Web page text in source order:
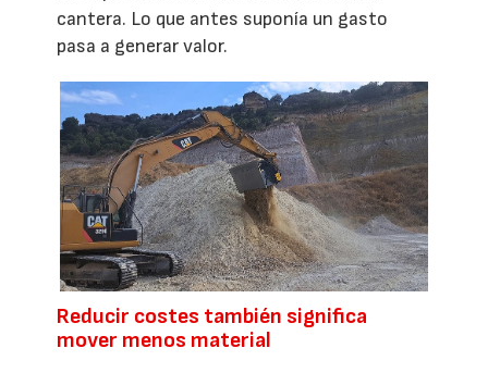
cantera. Lo que antes suponía un gasto
pasa a generar valor.
Reducir costes también significa
mover menos material